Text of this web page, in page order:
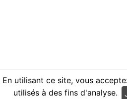
En utilisant ce site, vous
utilisés à des fins d'analyse.